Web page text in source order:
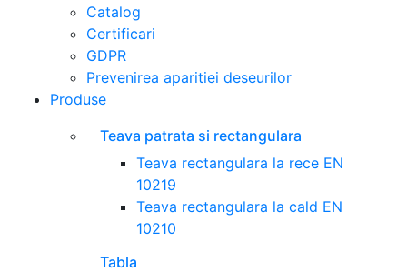
Catalog
Certificari
GDPR
Prevenirea aparitiei deseurilor
Produse
Teava patrata si rectangulara
Teava rectangulara la rece EN
10219
Teava rectangulara la cald EN
10210
Tabla